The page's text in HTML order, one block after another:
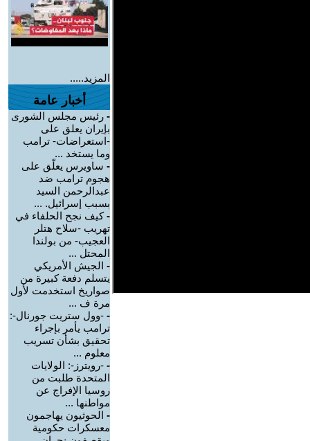
المزيد.....
أخبار عامة
- رئيس مجلس الشورى
بإيران يعلق على
-استعراضات- ترامب
وما يستخد ...
- ساويرس يعلّق على
هجوم ترامب ضد
عبدالرحمن السيد
بسبب إسرائيل. ...
-كيف نجح الحلفاء في
تهريب -سلاح هتلر
العجيب- من بولندا
المحتل ...
- الجيش الأمريكي
يتسلم دفعة كبيرة من
صواريخ استخدمت لأول
مرة ف ...
- -وول ستريت جورنال-:
ترامب يأمر بإجراء
تحقيق بشأن تسريب
معلوم ...
- -رويترز-: الولايات
المتحدة طلبت من
روسيا الإفراج عن
مواطنها ...
- الحوثيون يهاجمون
معسكرات حكومية